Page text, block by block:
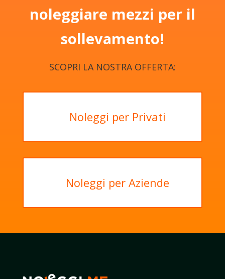
noleggiare mezzi per il
sollevamento!
SCOPRI LA NOSTRA OFFERTA:
Noleggi per Privati
Noleggi per Aziende